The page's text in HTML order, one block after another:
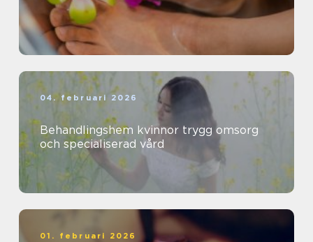
04. februari 2026
Behandlingshem kvinnor trygg omsorg
och specialiserad vård
01. februari 2026